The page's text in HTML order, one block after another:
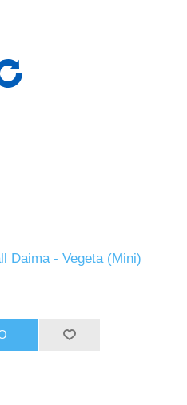
Daima - Vegeta (Mini)